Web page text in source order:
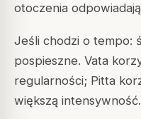
otoczenia
Jeśli chodzi o tempo:
pospieszne. Vata
regularności; Pitta
większą intensywność.